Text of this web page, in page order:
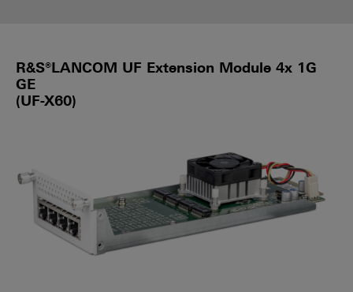
R&S®LANCOM UF Extension Module 4x 1G
GE
(UF-X60)